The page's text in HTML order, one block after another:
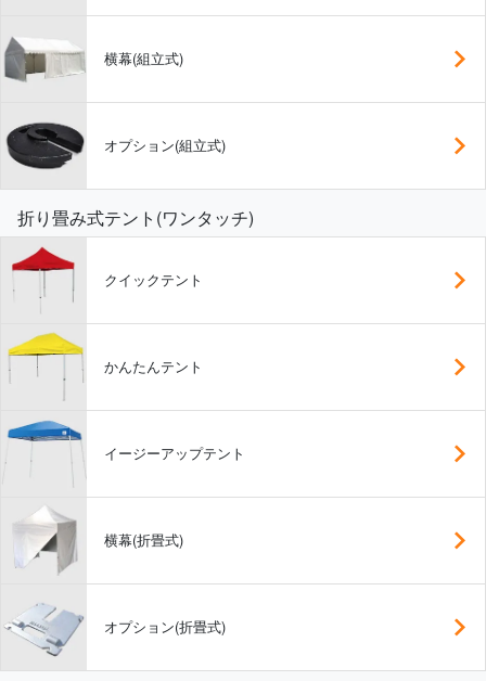
横幕(組立式)
オプション(組立式)
折り畳み式テント(ワンタッチ)
クイックテント
かんたんテント
イージーアップテント
横幕(折畳式)
オプション(折畳式)